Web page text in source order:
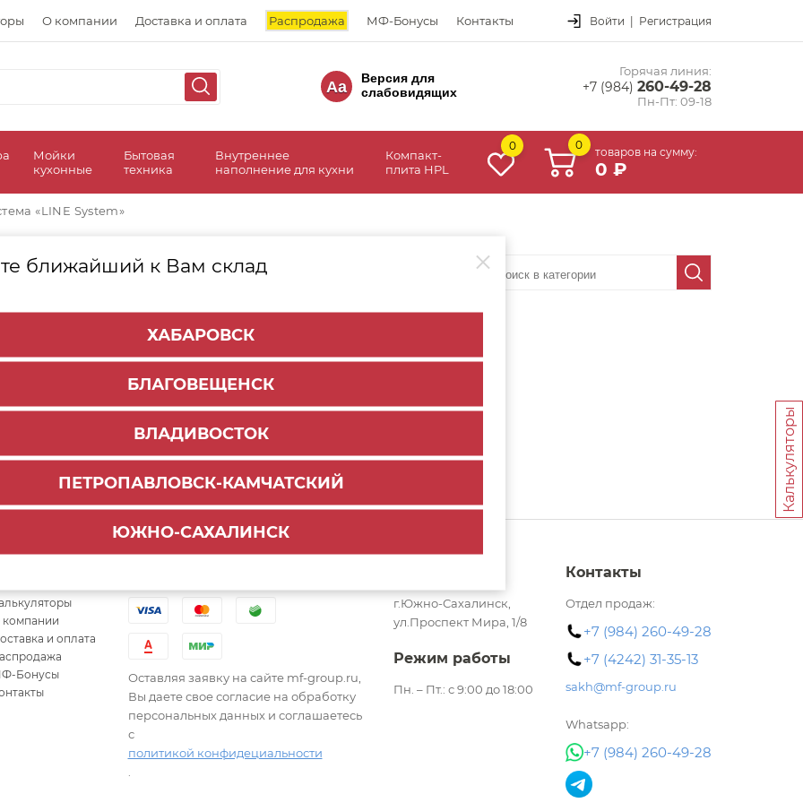
О компании Доставка и оплата Распродажа МФ-Бонусы Контакты Войти | Регистрация
Aa
Версия для
слабовидящих
Горячая линия:
+7 (984) 260-49-28
Пн-Пт: 09-18
Мойки
кухонные
Бытовая
техника
Внутреннее
наполнение для кухни
Компакт-
плита HPL
0 0
товаров на сумму:
0 ₽
ближайший к Вам склад
ХАБАРОВСК
БЛАГОВЕЩЕНСК
ВЛАДИВОСТОК
ПЕТРОПАВЛОВСК-КАМЧАТСКИЙ
ЮЖНО-САХАЛИНСК
«LINE System»
СОРТИРОВАТЬ ПО:
Калькуляторы
и оплата
Бонусы
Оставляя заявку на сайте mf-group.ru,
Вы даете свое согласие на обработку
персональных данных и соглашаетесь
с
политикой конфидециальности
г.Южно-Сахалинск,
ул.Проспект Мира, 1/8​
Режим работы
Пн. – Пт.: с 9:00 до 18:00
Контакты
Отдел продаж:
+7 (984) 260-49-28
+7 (4242) 31-35-13
sakh@mf-group.ru
Whatsapp:
+7 (984) 260-49-28